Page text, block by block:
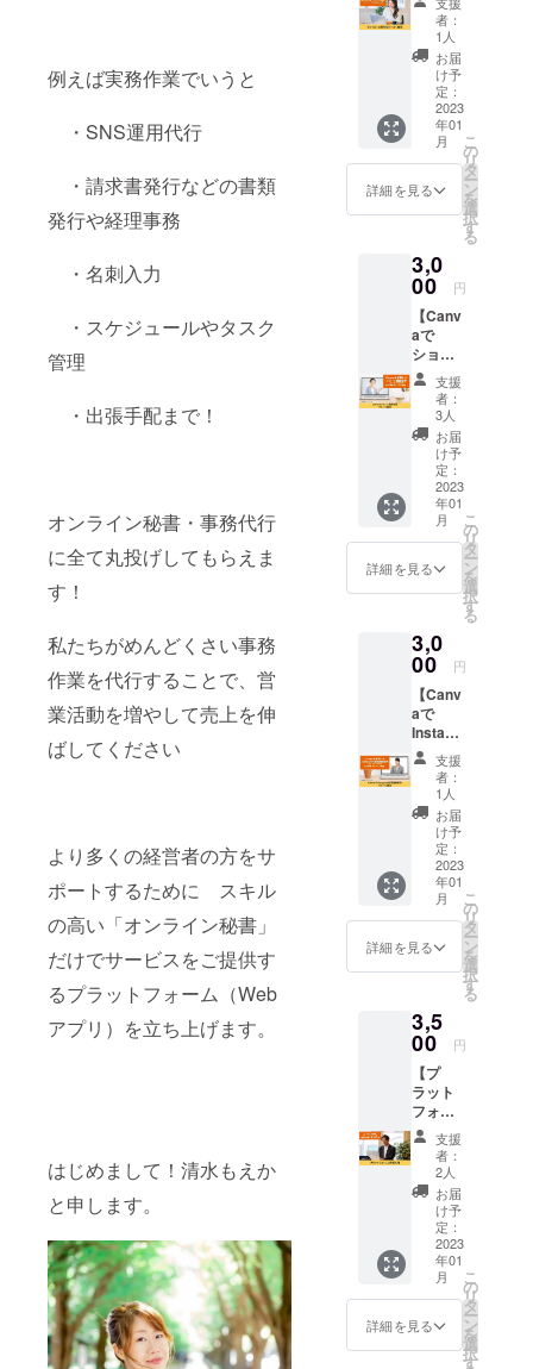
例えば実務作業でいうと
・SNS運用代行
・請求書発行などの書類
発行や経理事務
・名刺入力
・スケジュールやタスク
管理
・出張手配まで！
オンライン秘書・事務代行
に全て丸投げしてもらえま
す！
私たちがめんどくさい事務
作業を代行することで、営
業活動を増やして売上を伸
ばしてください
より多くの経営者の方をサ
ポートするために スキル
の高い「オンライン秘書」
だけでサービスをご提供す
るプラットフォーム（Web
アプリ）を立ち上げます。
はじめまして！清水もえか
と申します。
振りまきな
がら奮闘
主婦がより
一人社長が
場所をプロ
デュースし
掲載さ
せてい
ただき
ます。
あなた
のお名
前をPR
できま
す。 ※
掲載す
ご記入
くださ
ニック
ネーム
でのご
参加も
できま
す。 ※
掲載期
間は
2023年
1月から
1年間で
す。
コン情
報】
「パソ
コン初
心者の
ため
の、
知って
おいて
ほしい
パソコ
マニュ
アルを
お届け
しま
す。 ●
内容●
「パソ
コン初
心者の
ため
の、
知って
おいて
ほしい
パソコ
ン用
語」 1:
に知っ
ておく
用語
1)OS
2)CPU
3)メ
モリ
4)スト
レージ
2:ファ
イル関
連用語
1)拡
張子
2)圧縮
3)解
届けい
たしま
す。 ※
マニュ
アルの
ファイ
ル形式
はPDF
です。
者：
1人
お届
け予
定：
2023
年01
月
詳細を見る
こ
の
リ
タ
ー
ン
を
選
択
す
る
3,0
00 円
【Canv
aで
ショー
ト動画
制作
グルー
プ講
座】
ショー
ト動画
の制作
講座を
受けら
れる権
利で
えるグ
ラ
フィッ
クデザ
イン
ツール
の
Canva
を使用
した制
作方法
をオン
ライン
にて受
講して
いただ
けま
ループ
で90分
です。
※日程は
メール
にて調
整日を
ご連絡
いたし
ます。
支援
者：
3人
お届
け予
定：
2023
年01
月
詳細を見る
こ
の
リ
タ
ー
ン
を
選
択
す
る
3,0
00 円
【Canv
aで
Instagr
am投稿
画像制
作 グ
ループ
講座】
Instagr
am投稿
画像制
作の講
座を受
けられ
る権利
使える
グラ
フィッ
クデザ
イン
ツール
の
Canva
を使用
した制
作方法
をオン
ライン
にて受
講して
いただ
けま
支援
者：
1人
お届
け予
定：
2023
年01
月
詳細を見る
こ
の
リ
タ
ー
ン
を
選
択
す
る
3,5
00 円
【プ
ラット
フォー
ム1時間
利用】
11月に
リリー
ス予定
の「秘
書ライ
ン」プ
ラット
フォー
ムを1時
間ご利
支援
者：
2人
お届
け予
定：
2023
年01
月
詳細を見る
こ
の
リ
タ
ー
ン
を
選
択
す